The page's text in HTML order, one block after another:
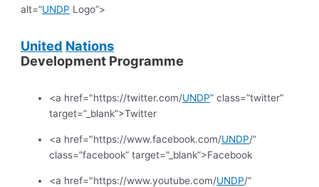
alt=”UNDP Logo”>
United Nations
Development Programme
<a href="https://twitter.com/UNDP” class=”twitter”
target=”_blank”>Twitter
<a href="https://www.facebook.com/UNDP/”
class=”facebook” target=”_blank”>Facebook
<a href="https://www.youtube.com/UNDP/”